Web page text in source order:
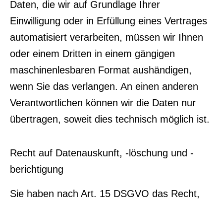
Daten, die wir auf Grundlage Ihrer
Einwilligung oder in Erfüllung eines Vertrages
automatisiert verarbeiten, müssen wir Ihnen
oder einem Dritten in einem gängigen
maschinenlesbaren Format aushändigen,
wenn Sie das verlangen. An einen anderen
Verantwortlichen können wir die Daten nur
übertragen, soweit dies technisch möglich ist.
Recht auf Datenauskunft, -löschung und -
berichtigung
Sie haben nach Art. 15 DSGVO das Recht,